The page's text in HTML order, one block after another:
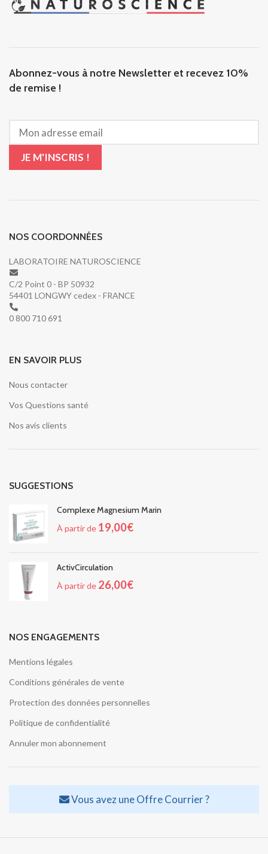
Abonnez-vous à notre Newsletter et recevez 10%
de remise !
NOS COORDONNÉES
LABORATOIRE NATUROSCIENCE
C/2 Point 0 - BP 50932
54401 LONGWY cedex - FRANCE
0 800 710 691
EN SAVOIR PLUS
Nous contacter
Vos Questions santé
Nos avis clients
SUGGESTIONS
Complexe Magnesium Marin
À partir de 19,00€
ActivCirculation
À partir de 26,00€
NOS ENGAGEMENTS
Mentions légales
Conditions générales de vente
Protection des données personnelles
Politique de confidentialité
Annuler mon abonnement
Vous avez une Offre Courrier ?